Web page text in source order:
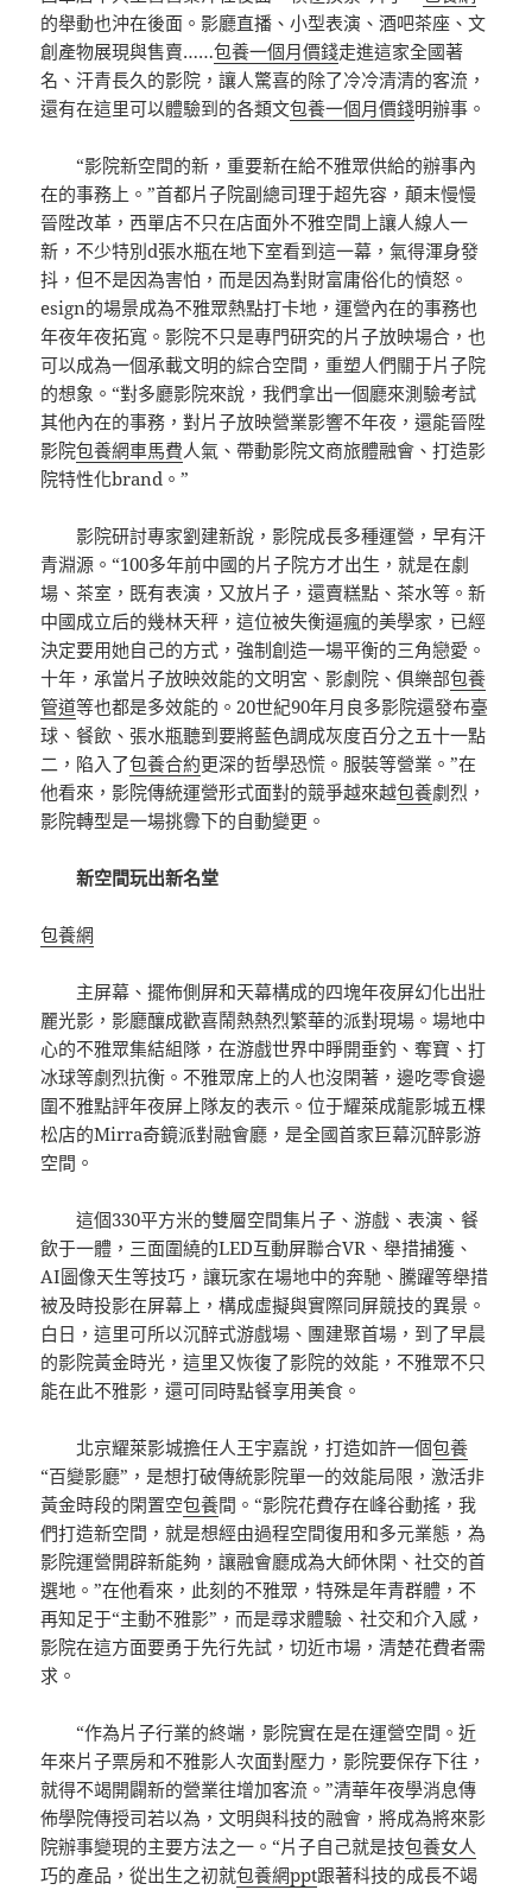
的舉動也沖在後面。影廳直播、小型表演、酒吧茶座、文
創產物展現與售賣……包養一個月價錢走進這家全國著
名、汗青長久的影院，讓人驚喜的除了冷冷清清的客流，
還有在這里可以體驗到的各類文包養一個月價錢明辦事。
“影院新空間的新，重要新在給不雅眾供給的辦事內
在的事務上。”首都片子院副總司理于超先容，顛末慢慢
晉陞改革，西單店不只在店面外不雅空間上讓人線人一
新，不少特別d張水瓶在地下室看到這一幕，氣得渾身發
抖，但不是因為害怕，而是因為對財富庸俗化的憤怒。
esign的場景成為不雅眾熱點打卡地，運營內在的事務也
年夜年夜拓寬。影院不只是專門研究的片子放映場合，也
可以成為一個承載文明的綜合空間，重塑人們關于片子院
的想象。“對多廳影院來說，我們拿出一個廳來測驗考試
其他內在的事務，對片子放映營業影響不年夜，還能晉陞
影院包養網車馬費人氣、帶動影院文商旅體融會、打造影
院特性化brand。”
影院研討專家劉建新說，影院成長多種運營，早有汗
青淵源。“100多年前中國的片子院方才出生，就是在劇
場、茶室，既有表演，又放片子，還賣糕點、茶水等。新
中國成立后的幾林天秤，這位被失衡逼瘋的美學家，已經
決定要用她自己的方式，強制創造一場平衡的三角戀愛。
十年，承當片子放映效能的文明宮、影劇院、俱樂部包養
管道等也都是多效能的。20世紀90年月良多影院還發布臺
球、餐飲、張水瓶聽到要將藍色調成灰度百分之五十一點
二，陷入了包養合約更深的哲學恐慌。服裝等營業。”在
他看來，影院傳統運營形式面對的競爭越來越包養劇烈，
影院轉型是一場挑釁下的自動變更。
新空間玩出新名堂
包養網
主屏幕、擺佈側屏和天幕構成的四塊年夜屏幻化出壯
麗光影，影廳釀成歡喜鬧熱熱烈繁華的派對現場。場地中
心的不雅眾集結組隊，在游戲世界中睜開垂釣、奪寶、打
冰球等劇烈抗衡。不雅眾席上的人也沒閑著，邊吃零食邊
圍不雅點評年夜屏上隊友的表示。位于耀萊成龍影城五棵
松店的Mirra奇鏡派對融會廳，是全國首家巨幕沉醉影游
空間。
這個330平方米的雙層空間集片子、游戲、表演、餐
飲于一體，三面圍繞的LED互動屏聯合VR、舉措捕獲、
AI圖像天生等技巧，讓玩家在場地中的奔馳、騰躍等舉措
被及時投影在屏幕上，構成虛擬與實際同屏競技的異景。
白日，這里可所以沉醉式游戲場、團建聚首場，到了早晨
的影院黃金時光，這里又恢復了影院的效能，不雅眾不只
能在此不雅影，還可同時點餐享用美食。
北京耀萊影城擔任人王宇嘉說，打造如許一個包養
“百變影廳”，是想打破傳統影院單一的效能局限，激活非
黃金時段的閑置空包養間。“影院花費存在峰谷動搖，我
們打造新空間，就是想經由過程空間復用和多元業態，為
影院運營開辟新能夠，讓融會廳成為大師休閑、社交的首
選地。”在他看來，此刻的不雅眾，特殊是年青群體，不
再知足于“主動不雅影”，而是尋求體驗、社交和介入感，
影院在這方面要勇于先行先試，切近市場，清楚花費者需
求。
“作為片子行業的終端，影院實在是在運營空間。近
年來片子票房和不雅影人次面對壓力，影院要保存下往，
就得不竭開闢新的營業往增加客流。”清華年夜學消息傳
佈學院傳授司若以為，文明與科技的融會，將成為將來影
院辦事變現的主要方法之一。“片子自己就是技包養女人
巧的產品，從出生之初就包養網ppt跟著科技的成長不竭